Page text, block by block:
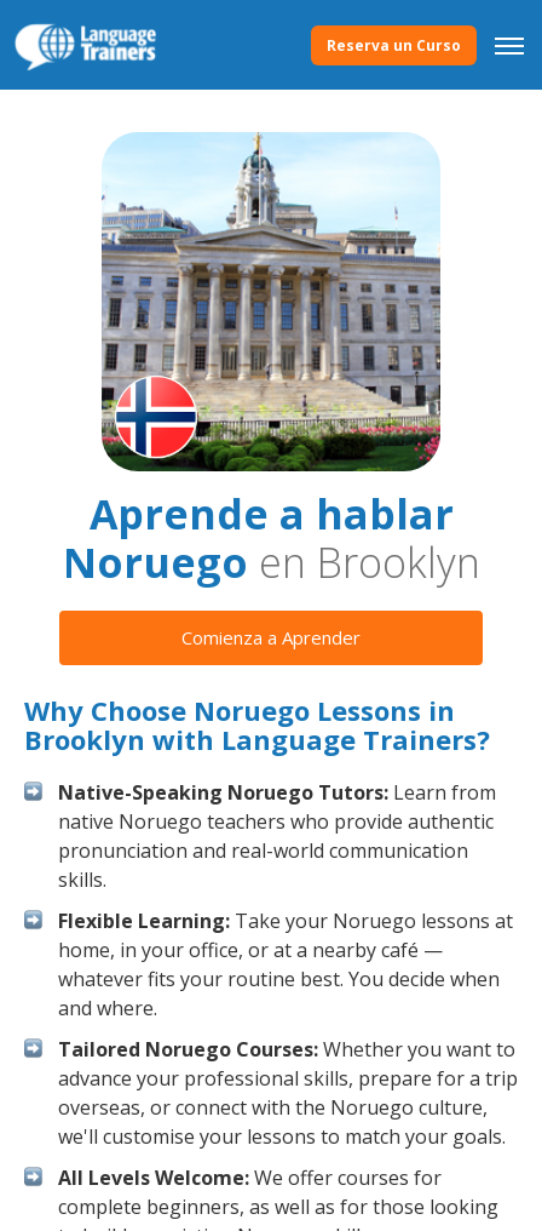
Reserva un Curso
Aprende a hablar
Noruego en Brooklyn
Comienza a Aprender
Why Choose Noruego Lessons in
Brooklyn with Language Trainers?
Native-Speaking Noruego Tutors: Learn from
native Noruego teachers who provide authentic
pronunciation and real-world communication
skills.
Flexible Learning: Take your Noruego lessons at
home, in your office, or at a nearby café —
whatever fits your routine best. You decide when
and where.
Tailored Noruego Courses:Whether you want to
advance your professional skills, prepare for a trip
overseas, or connect with the Noruego culture,
we'll customise your lessons to match your goals.
All Levels Welcome:We offer courses for
complete beginners, as well as for those looking